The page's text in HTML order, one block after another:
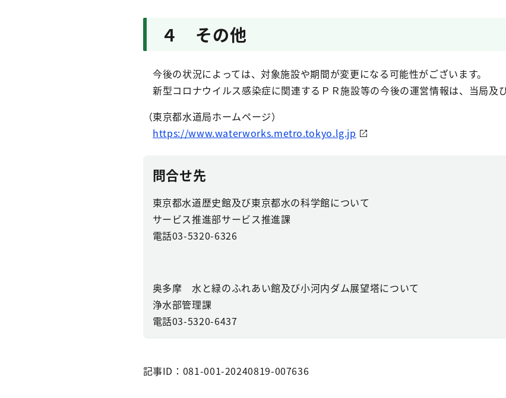
４ その他
今後の状況によっては、対象施設や期間が変更になる可能性がございます。
新型コロナウイルス感染症に関連するＰＲ施設等の今後の運営情報は、当局及
（東京都水道局ホームページ）
https://www.waterworks.metro.tokyo.lg.jp
問合せ先
東京都水道歴史館及び東京都水の科学館について
サービス推進部サービス推進課
電話03-5320-6326
奥多摩 水と緑のふれあい館及び小河内ダム展望塔について
浄水部管理課
電話03-5320-6437
記事ID：081-001-20240819-007636